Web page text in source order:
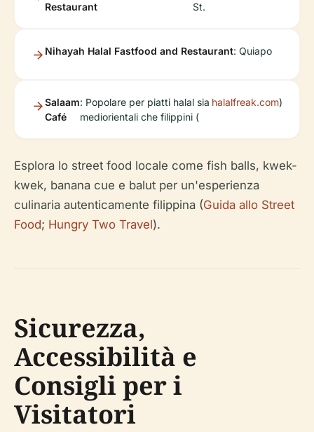
Restaurant
St.
Nihayah Halal Fastfood and Restaurant: Quiapo
Salaam
Café
: Popolare per piatti halal sia
mediorientali che filippini (
halalfreak.com)
Esplora lo street food locale come fish balls, kwek-
kwek, banana cue e balut per un'esperienza
culinaria autenticamente filippina (Guida allo Street
Food; Hungry Two Travel).
Sicurezza,
Accessibilità e
Consigli per i
Visitatori